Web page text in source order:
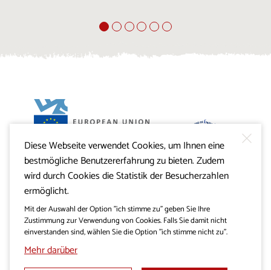
Projekt Visitkras. Die Investition wird von der Republik
Slowenien und von der Europäischen Union aus dem
Europäischen Fonds für regionale Entwicklung
mitfinanziert.
Diese Webseite verwendet Cookies, um Ihnen eine
bestmögliche Benutzererfahrung zu bieten. Zudem
wird durch Cookies die Statistik der Besucherzahlen
ermöglicht.
Mit der Auswahl der Option "ich stimme zu" geben Sie Ihre
Zustimmung zur Verwendung von Cookies. Falls Sie damit nicht
einverstanden sind, wählen Sie die Option "ich stimme nicht zu".
Mehr darüber